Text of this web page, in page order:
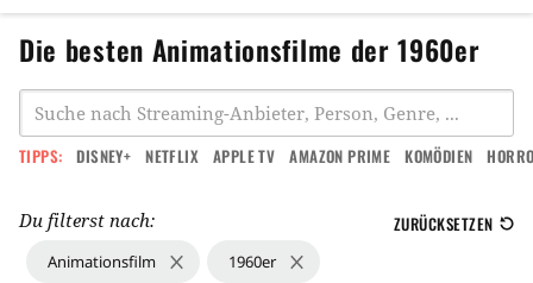
Die besten Animationsfilme der 1960er
TIPPS: DISNEY+ NETFLIX APPLE TV AMAZON PRIME KOMÖDIEN
Du filterst nach: ZURÜCKSETZEN
Animationsfilm 1960er